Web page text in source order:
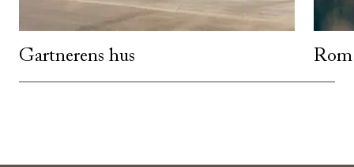
Gartnerens hus